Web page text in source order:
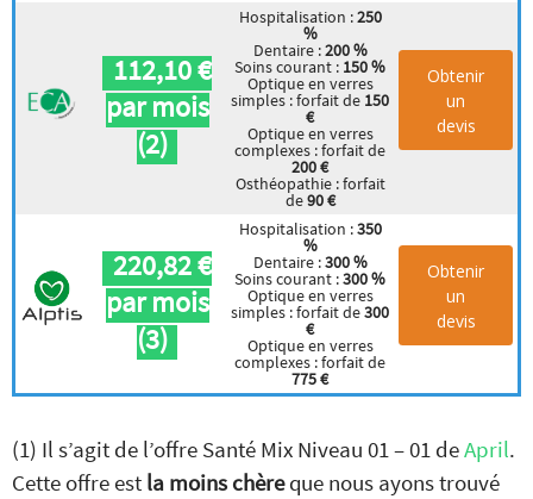
112,10 €
par mois
(2)
Hospitalisation :250
%
Dentaire :200 %
Soins courant : 150 %
Optique en verres
simples : forfait de 150
€
Optique en verres
complexes : forfait de
200 €
Osthéopathie : forfait
de90 €
Obtenir
un
devis
220,82 €
par mois
(3)
Hospitalisation :350
%
Dentaire :300 %
Soins courant :300 %
Optique en verres
simples : forfait de300
€
Optique en verres
complexes : forfait de
775 €
Obtenir
un
devis
(1) Il s’agit de l’offre Santé Mix Niveau 01 – 01 deApril.
Cette offre est la moins chèreque nous ayons trouvé